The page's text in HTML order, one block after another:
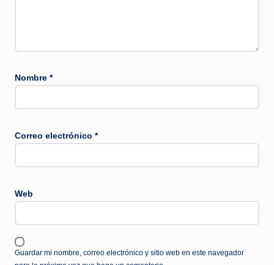
Nombre *
Correo electrónico *
Web
Guardar mi nombre, correo electrónico y sitio web en este navegador